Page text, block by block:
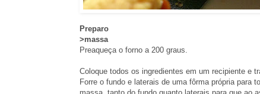
Preparo
>massa
Preaqueça o forno a 200 graus.
Coloque todos os ingredientes em um recipiente e
Forre o fundo e laterais de uma fôrma própria para